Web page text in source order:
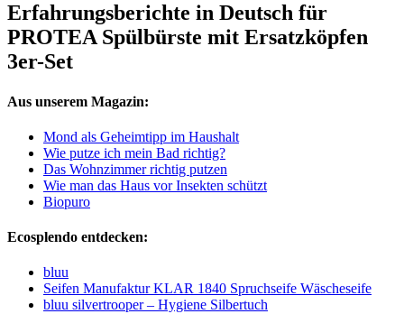
Erfahrungsberichte in Deutsch für
PROTEA Spülbürste mit Ersatzköpfen
3er-Set
Aus unserem Magazin:
Mond als Geheimtipp im Haushalt
Wie putze ich mein Bad richtig?
Das Wohnzimmer richtig putzen
Wie man das Haus vor Insekten schützt
Biopuro
Ecosplendo entdecken:
bluu
Seifen Manufaktur KLAR 1840 Spruchseife Wäscheseife
bluu silvertrooper – Hygiene Silbertuch